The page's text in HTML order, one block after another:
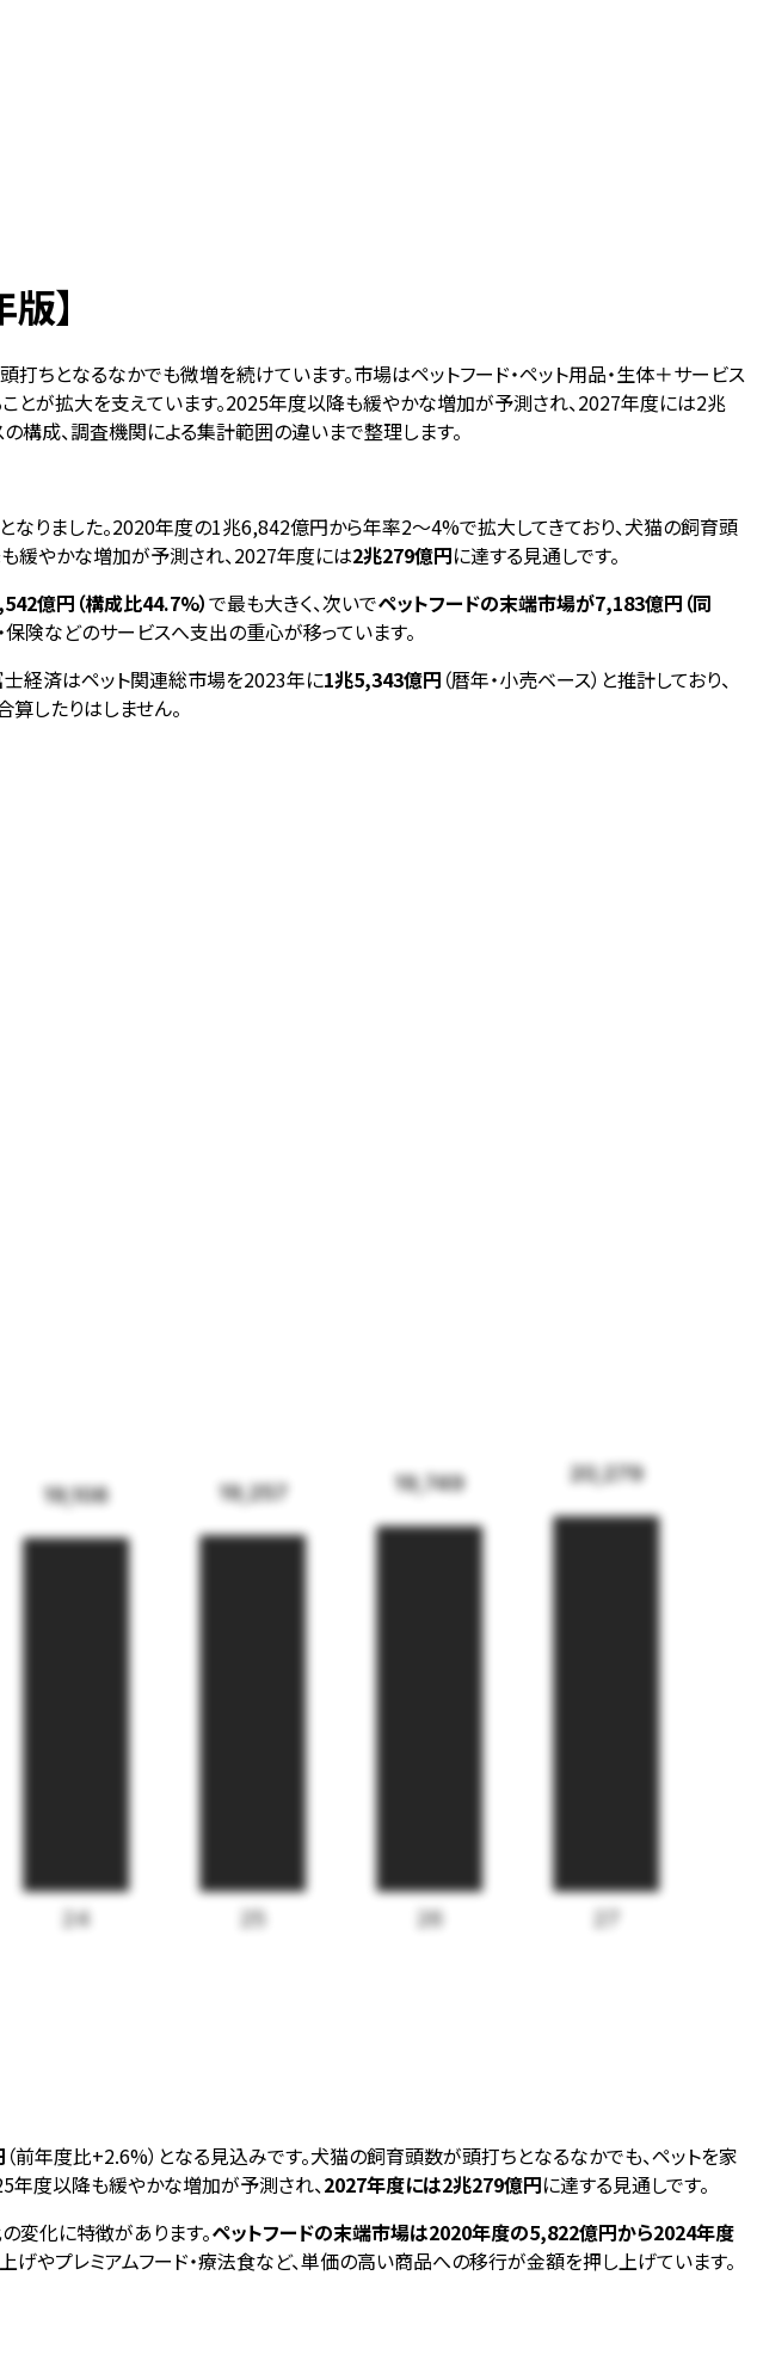
】
ちとなるなかでも微増を続けています。市場はペットフード・ペット用品・生体＋サービス
とが拡大を支えています。2025年度以降も緩やかな増加が予測され、2027年度には2兆
構成、調査機関による集計範囲の違いまで整理します。
となりました。2020年度の1兆6,842億円から年率2〜4%で拡大してきており、犬猫の飼育頭
緩やかな増加が予測され、2027年度には2兆279億円に達する見通しです。
億円（構成比44.7%）で最も大きく、次いでペットフードの末端市場が7,183億円（同
保険などのサービスへ支出の重心が移っています。
士経済はペット関連総市場を2023年に1兆5,343億円 （暦年・小売ベース）と推計しており、
したりはしません。
19,108
24
19,257
25
19,749
26
20,279
（前年度比+2.6%）となる見込みです。犬猫の飼育頭数が頭打ちとなるなかでも、ペットを家
年度以降も緩やかな増加が予測され、2027年度には2兆279億円に達する見通しです。
変化に特徴があります。ペットフードの末端市場は2020年度の5,822億円から2024年度
げやプレミアムフード・療法食など、単価の高い商品への移行が金額を押し上げています。